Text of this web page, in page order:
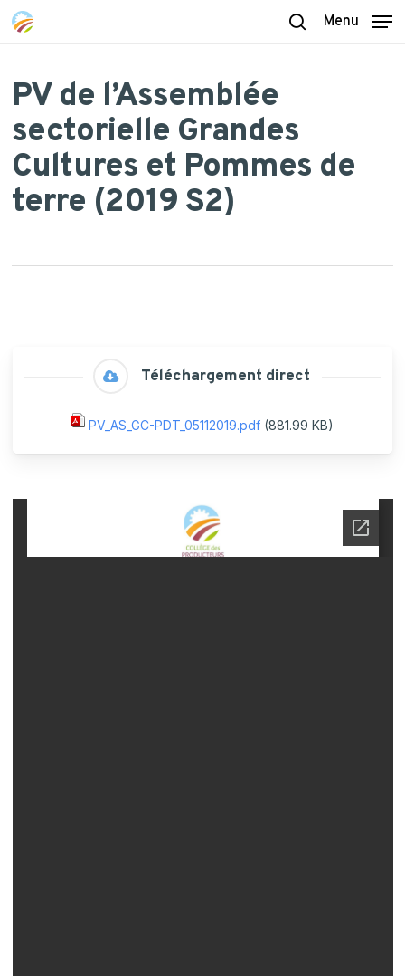
Skip
content
Menu
PV de l’Assemblée
sectorielle Grandes
Cultures et Pommes de
terre (2019 S2)
Téléchargement direct
PV_AS_GC-PDT_05112019.pdf (881.99 KB)